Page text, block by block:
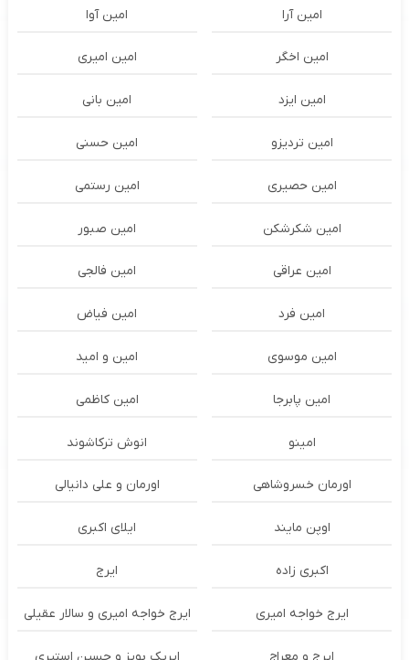
امین آرا امین آوا
امین اخگر امین امیری
امین ایزد امین بانی
امین تردیزو امین حسنی
امین حصیری امین رستمی
امین شکرشکن امین صبور
امین عراقی امین فالجی
امین فرد امین فیاض
امین موسوی امین و امید
امین پابرجا امین کاظمی
امینو انوش ترکاشوند
اورمان خسروشاهی اورمان و علی دانیالی
اوپن مایند ايلاى اكبرى
اکبری زاده ایرج
ایرج خواجه امیری ایرج خواجه امیری و سالار عقیلی
ایرج و معراج ایریک بویز و حسین استیری